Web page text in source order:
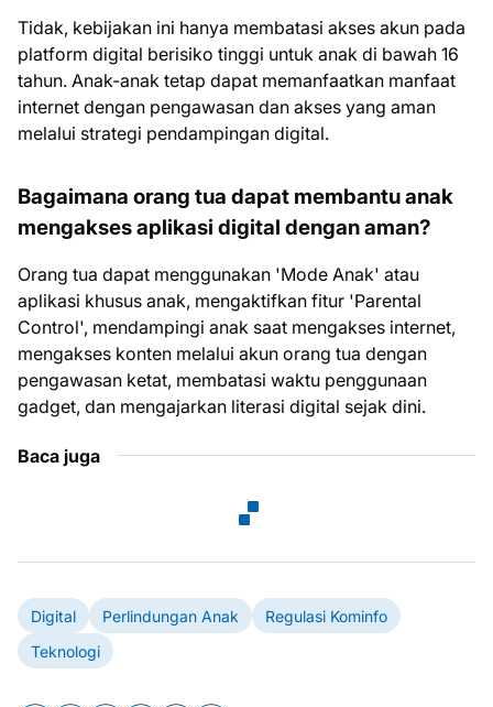
Tidak, kebijakan ini hanya membatasi akses akun pada
platform digital berisiko tinggi untuk anak di bawah 16
tahun. Anak-anak tetap dapat memanfaatkan manfaat
internet dengan pengawasan dan akses yang aman
melalui strategi pendampingan digital.
Bagaimana orang tua dapat membantu anak
mengakses aplikasi digital dengan aman?
Orang tua dapat menggunakan 'Mode Anak' atau
aplikasi khusus anak, mengaktifkan fitur 'Parental
Control', mendampingi anak saat mengakses internet,
mengakses konten melalui akun orang tua dengan
pengawasan ketat, membatasi waktu penggunaan
gadget, dan mengajarkan literasi digital sejak dini.
Baca juga
Digital Perlindungan Anak
Regulasi Kominfo
Teknologi